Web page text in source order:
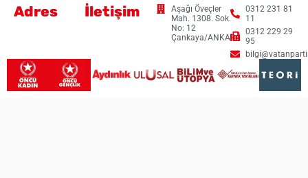
Adres
Aşağı Öveçler
Mah. 1308. Sok.
No: 12
Çankaya/ANKARA
İletişim
0312 231 81
11
0312 229 29
95